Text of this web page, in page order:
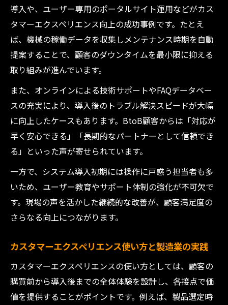
導入や、ユーザー専用のポータルサイト運用などがカス
タマーエクスペリエンス向上の成功事例です。たとえ
ば、機械の稼働データを収集しメンテナンス時期を自動
提案することで、顧客のダウンタイムを最小限に抑える
取り組みが進んでいます。
また、オンラインによる技術サポートやFAQデータベー
スの充実により、導入後のトラブル解決スピードが大幅
に向上したケースもあります。BtoB顧客からは「対応が
早く安心できる」「長期的なパートナーとして信頼でき
る」といった声が寄せられています。
一方で、システム導入初期には操作に戸惑う担当者も多
いため、ユーザー教育やサポート体制の強化が不可欠で
す。現場の声を活かした継続的な改善が、顧客満足度の
さらなる向上につながります。
カスタマーエクスペリエンス使い方と製造業の実践
カスタマーエクスペリエンスの使い方としては、顧客の
購買前から導入後までの全体体験を設計し、各接点で価
値を提供することがポイントです。例えば、製品選定時